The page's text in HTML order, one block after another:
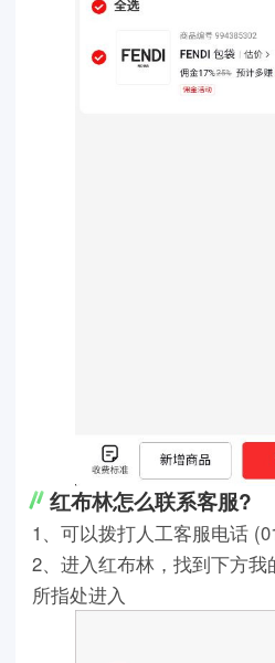
红布林怎么联系客服?
1、可以拨打人工客服电话
2、进入红布林，找到下方
所指处进入